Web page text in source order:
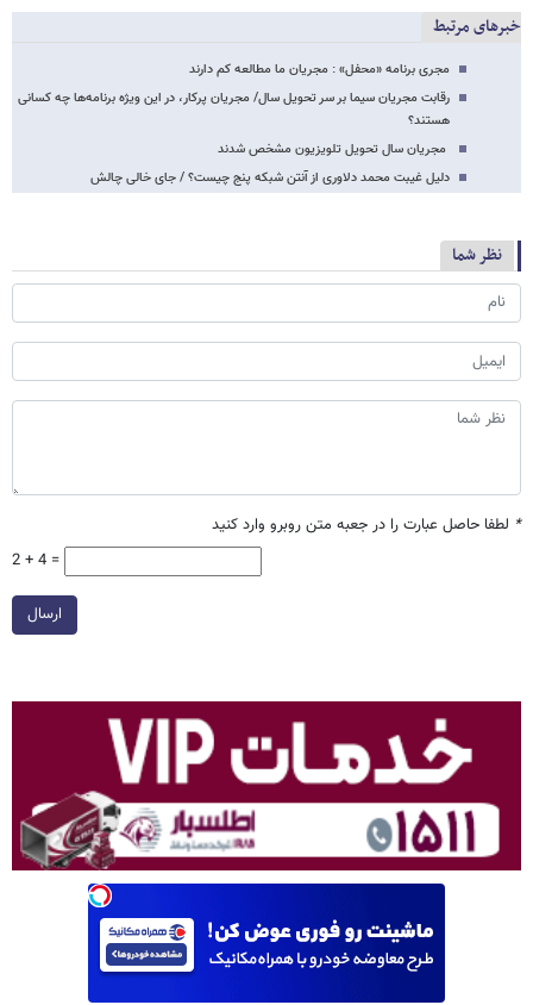
خبرهای مرتبط
مجری برنامه «محفل» : مجریان ما مطالعه کم دارند
رقابت مجریان سیما بر سر تحویل سال/ مجریان پرکار، در این ویژه برنامه‌ها چه کسانی
هستند؟
مجریان سال تحویل تلویزیون مشخص شدند
دلیل غیبت محمد دلاوری از آنتن شبکه پنج چیست؟ / جای خالی چالش
نظر شما
* لطفا حاصل عبارت را در جعبه متن روبرو وارد کنید
2 + 4 =
ارسال